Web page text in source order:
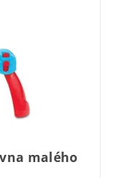
malého